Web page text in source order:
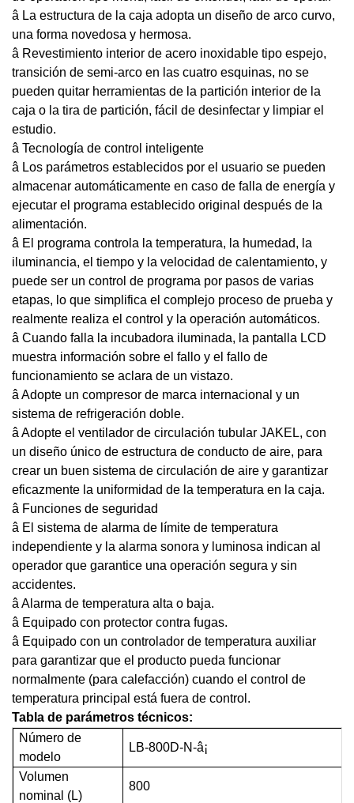
â La estructura de la caja adopta un diseño de arco curvo,
una forma novedosa y hermosa.
â Revestimiento interior de acero inoxidable tipo espejo,
transición de semi-arco en las cuatro esquinas, no se
pueden quitar herramientas de la partición interior de la
caja o la tira de partición, fácil de desinfectar y limpiar el
estudio.
â Tecnología de control inteligente
â Los parámetros establecidos por el usuario se pueden
almacenar automáticamente en caso de falla de energía y
ejecutar el programa establecido original después de la
alimentación.
â El programa controla la temperatura, la humedad, la
iluminancia, el tiempo y la velocidad de calentamiento, y
puede ser un control de programa por pasos de varias
etapas, lo que simplifica el complejo proceso de prueba y
realmente realiza el control y la operación automáticos.
â Cuando falla la incubadora iluminada, la pantalla LCD
muestra información sobre el fallo y el fallo de
funcionamiento se aclara de un vistazo.
â Adopte un compresor de marca internacional y un
sistema de refrigeración doble.
â Adopte el ventilador de circulación tubular JAKEL, con
un diseño único de estructura de conducto de aire, para
crear un buen sistema de circulación de aire y garantizar
eficazmente la uniformidad de la temperatura en la caja.
â Funciones de seguridad
â El sistema de alarma de límite de temperatura
independiente y la alarma sonora y luminosa indican al
operador que garantice una operación segura y sin
accidentes.
â Alarma de temperatura alta o baja.
â Equipado con protector contra fugas.
â Equipado con un controlador de temperatura auxiliar
para garantizar que el producto pueda funcionar
normalmente (para calefacción) cuando el control de
temperatura principal está fuera de control.
Tabla de parámetros técnicos:
Número de
modelo
LB-800D-N-â¡
Volumen
nominal (L)
800